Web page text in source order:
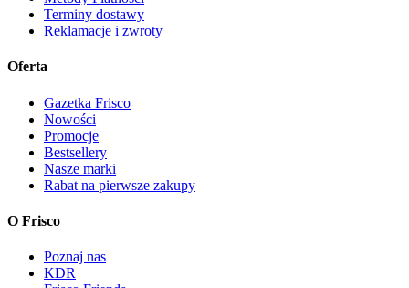
Terminy dostawy
Reklamacje i zwroty
Oferta
Gazetka Frisco
Nowości
Promocje
Bestsellery
Nasze marki
Rabat na pierwsze zakupy
O Frisco
Poznaj nas
KDR